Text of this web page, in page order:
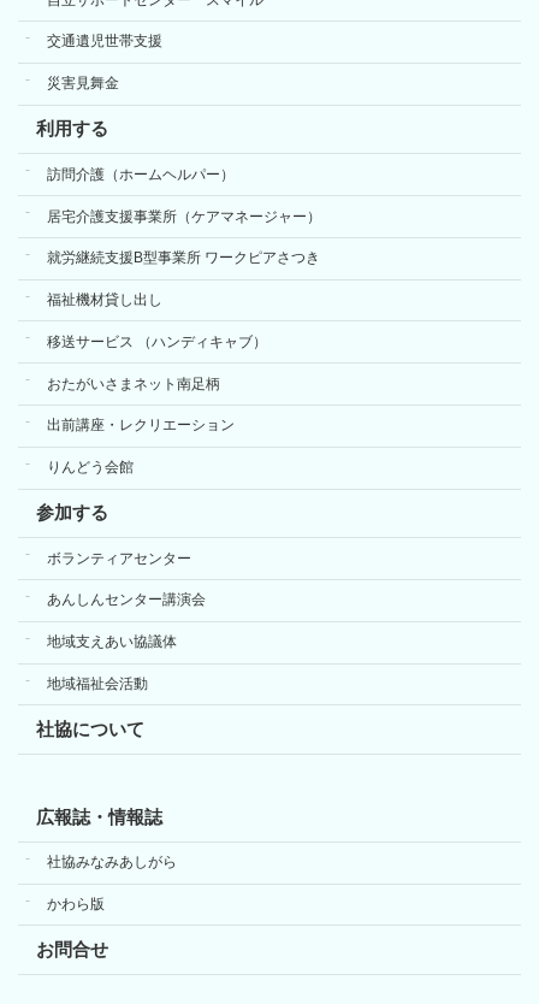
交通遺児世帯支援
災害見舞金
利用する
訪問介護（ホームヘルパー）
居宅介護支援事業所（ケアマネージャー）
就労継続支援B型事業所 ワークピアさつき
福祉機材貸し出し
移送サービス （ハンディキャブ）
おたがいさまネット南足柄
出前講座・レクリエーション
りんどう会館
参加する
ボランティアセンター
あんしんセンター講演会
地域支えあい協議体
地域福祉会活動
社協について
広報誌・情報誌
社協みなみあしがら
かわら版
お問合せ